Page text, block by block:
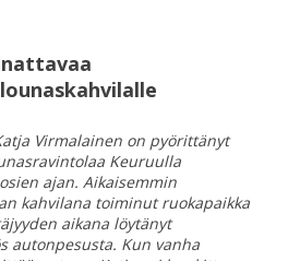
Virmalainen on pyörittänyt
Keuruulla
ajan. Aikaisemmin
kahvilana toiminut ruokapaikka
aikana löytänyt
autonpesusta. Kun vanha